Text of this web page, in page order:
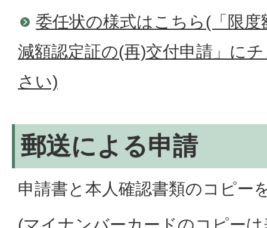
委任状の様式はこちら(「限
減額認定証の(再)交付申請」に
さい)
郵送による申請
申請書と本人確認書類のコピー